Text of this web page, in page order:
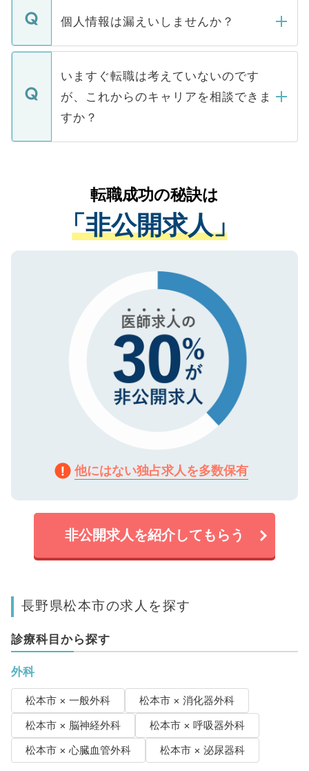
■応募殺到を避けるため 人気のある医療機
関を公にしてしまうと、応募が殺到する場
に、医療機関が求める条件に合った人材の
みを人材紹介会社に依頼するケースが増え
ています。
ん。また、仮に応募先から内定をいただい
定を承諾する必要はありません。内定先へ
の辞退の連絡はキャリアパートナーが行い
個人情報は漏えいしませんか？
個人情報が漏えいすることはありませんの
で、ご安心ください。当サイトからの登録
などで収集したご登録者様の個人情報は、
ご本人のキャリアアップおよび転職活動の
支援を目的に使用いたします。お預かりし
ているすべての個人データはご本人の許可
は、個人情報の取り扱いについての厳密な
管理基準を満たした事業者のみに付与され
る、プライバシーマークを取得済みです。
で、機密保持に関してもご安心ください。
いますぐ転職は考えていないのです
が、これからのキャリアを相談できま
すか？
かがいして、現在の医療機関の状況や紹介
経験をまじえながら、適切なアドバイスを
させていただきます。すぐにご転職をされ
ない方には、長期的なサポートが可能です
ので、まずはご登録ください。
転職成功の秘訣は
「非公開求人」
他にはない独占求人を多数保有
非公開求人を紹介してもらう
長野県松本市の求人を探す
診療科目から探す
外科
松本市 × 一般外科
松本市 × 消化器外科
松本市 × 脳神経外科
松本市 × 呼吸器外科
松本市 × 心臓血管外科
松本市 × 泌尿器科